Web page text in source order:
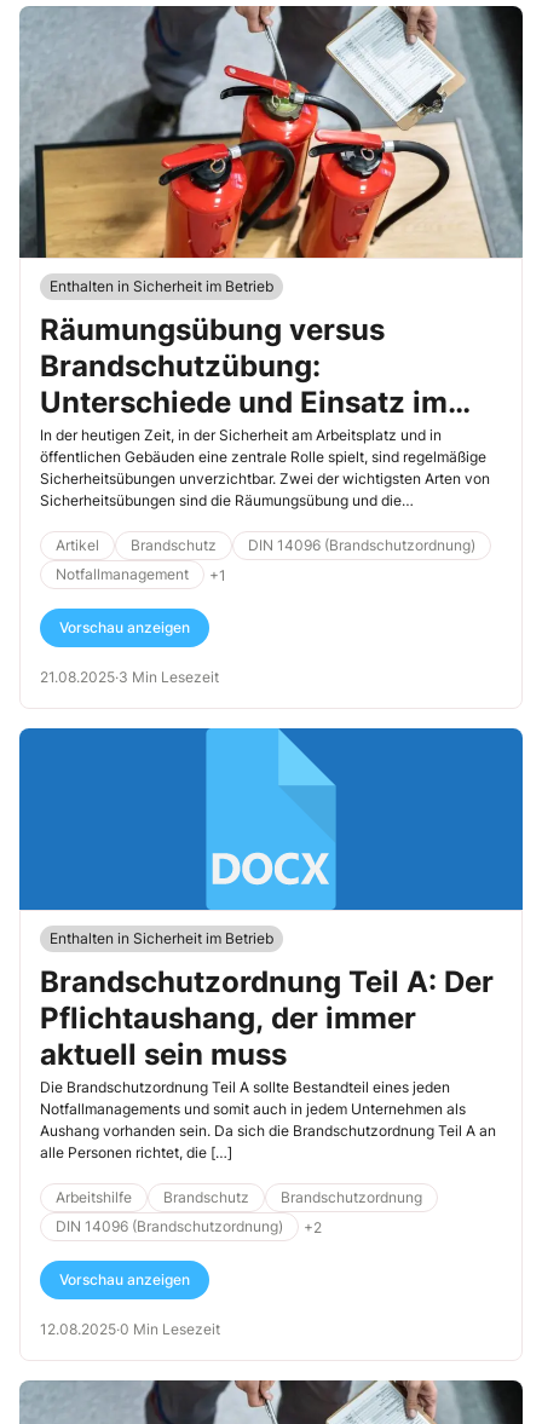
Enthalten in Sicherheit im Betrieb
Räumungsübung versus
Brandschutzübung:
Unterschiede und Einsatz im
Überblick
In der heutigen Zeit, in der Sicherheit am Arbeitsplatz und in
öffentlichen Gebäuden eine zentrale Rolle spielt, sind regelmäßige
Sicherheitsübungen unverzichtbar. Zwei der wichtigsten Arten von
Sicherheitsübungen sind die Räumungsübung ​und die
Sicherheit von Personen zu gewährleisten, unterscheiden sie sich in
ihrem Zweck, ihrem Ablauf, der Vorbereitung und der Zielsetzung
erheblich. In diesem Artikel werden wir die Unterschiede zwischen
Räumungsübung und Brandschutzübung detailliert erläutern, ihre
Bedeutung hervorheben und praktische Hinweise für die
Durchführung geben.
Artikel Brandschutz
DIN 14096 (Brandschutzordnung)
Notfallmanagement
+1
Vorschau anzeigen
21.08.2025·3 Min Lesezeit
Enthalten in Sicherheit im Betrieb
Brandschutzordnung Teil A: Der
Pflichtaushang, der immer
aktuell sein muss
Die Brandschutzordnung Teil A sollte Bestandteil eines jeden
Notfallmanagements und somit auch in jedem Unternehmen als
Aushang vorhanden sein. Da sich die Brandschutzordnung Teil A an
alle Personen richtet, die […]
Arbeitshilfe Brandschutz
Brandschutzordnung
DIN 14096 (Brandschutzordnung)
+2
Vorschau anzeigen
12.08.2025·0 Min Lesezeit